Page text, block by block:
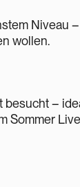
Niveau
wollen.
besucht –
Sommer